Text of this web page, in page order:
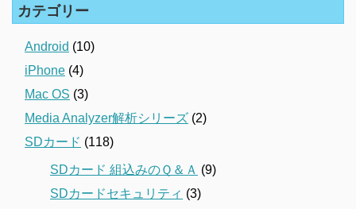
カテゴリー
Android (10)
iPhone (4)
Mac OS (3)
Media Analyzer解析シリーズ (2)
SDカード (118)
SDカード 組込みのＱ＆Ａ (9)
SDカードセキュリティ (3)